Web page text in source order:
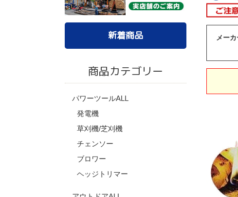
新着商品
商品カテゴリー
パワーツールALL
発電機
草刈機/芝刈機
チェンソー
ブロワー
ヘッジトリマー
メー